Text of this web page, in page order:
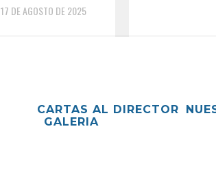
17 DE AGOSTO DE 2025
CARTAS AL DIRECTOR
GALERIA